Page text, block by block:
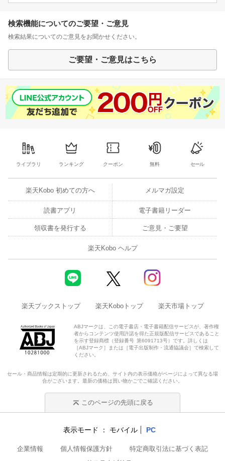
検索機能についてのご要望・ご意見
検索結果についてのご意見をお聞かせください。
ご要望・ご意見はこちら
ライブラリ ランキング クーポン 無料 セール
楽天Kobo 初めての方へ メルマガ設定
読書アプリ 電子書籍リーダー
領収書を発行する ご意見・ご要望
楽天Kobo ヘルプ
楽天ブックストップ 楽天Koboトップ 楽天市場トップ
ABJマークは、この電子書店・電子書籍配信サービスが、著作権
者からコンテンツ使用許諾を得た正規版配信サービスであること
を示す登録商標（登録番号 第6091713号）です。詳しくは
［ABJマーク］または［電子出版制作・流通協議会］で検索して
ください。
セール・商品情報は定期的に更新されるため、サイト内の表示価格がページによって異なる場
合がございます。最新の価格は買い物かごでご確認ください。
このページの先頭に戻る
表示モード モバイル PC
企業情報 個人情報保護方針
特定商取引法に基づく表記